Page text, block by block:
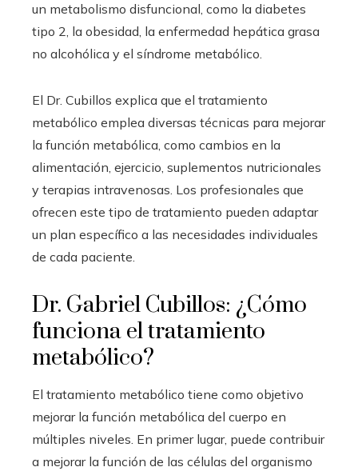
un metabolismo disfuncional, como la diabetes
tipo 2, la obesidad, la enfermedad hepática grasa
no alcohólica y el síndrome metabólico.
El Dr. Cubillos explica que el tratamiento
metabólico emplea diversas técnicas para mejorar
la función metabólica, como cambios en la
alimentación, ejercicio, suplementos nutricionales
y terapias intravenosas. Los profesionales que
ofrecen este tipo de tratamiento pueden adaptar
un plan específico a las necesidades individuales
de cada paciente.
Dr. Gabriel Cubillos: ¿Cómo
funciona el tratamiento
metabólico?
El tratamiento metabólico tiene como objetivo
mejorar la función metabólica del cuerpo en
múltiples niveles. En primer lugar, puede contribuir
a mejorar la función de las células del organismo